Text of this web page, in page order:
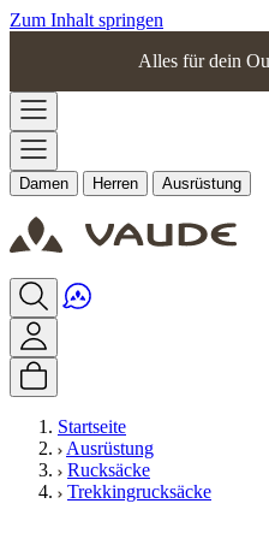
Zum Inhalt springen
Alles für dein
Damen Herren Ausrüstung
Startseite
Ausrüstung
Rucksäcke
Trekkingrucksäcke